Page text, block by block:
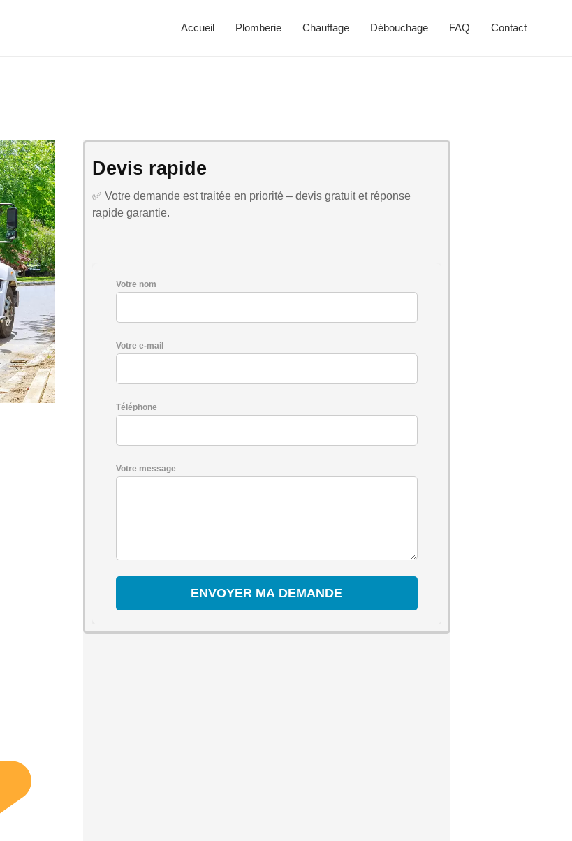
Accueil Plomberie Chauffage Débouchage FAQ Contact
Devis rapide
✅ Votre demande est traitée en priorité – devis gratuit et réponse
rapide garantie.
Votre nom
Votre e-mail
Téléphone
Votre message